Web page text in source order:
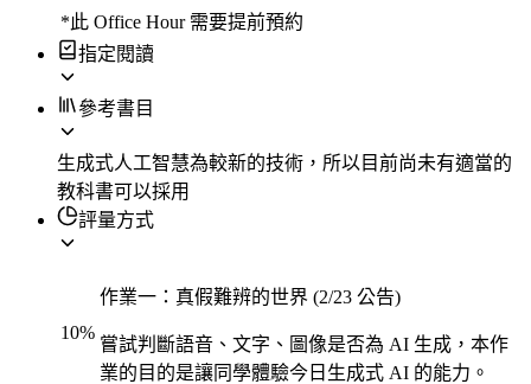
*此 Office Hour 需要提前預約
指定閱讀
參考書目
生成式人工智慧為較新的技術，所以目前尚未有適當的
教科書可以採用
評量方式
10%
作業一：真假難辨的世界 (2/23 公告)
嘗試判斷語音、文字、圖像是否為 AI 生成，本作
業的目的是讓同學體驗今日生成式 AI 的能力。